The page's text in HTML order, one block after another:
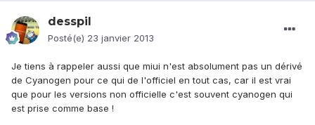
desspil
Posté(e) 23 janvier 2013
Je tiens à rappeler aussi que miui n'est absolument pas un dérivé
de Cyanogen pour ce qui de l'officiel en tout cas, car il est vrai
que pour les versions non officielle c'est souvent cyanogen qui
est prise comme base !